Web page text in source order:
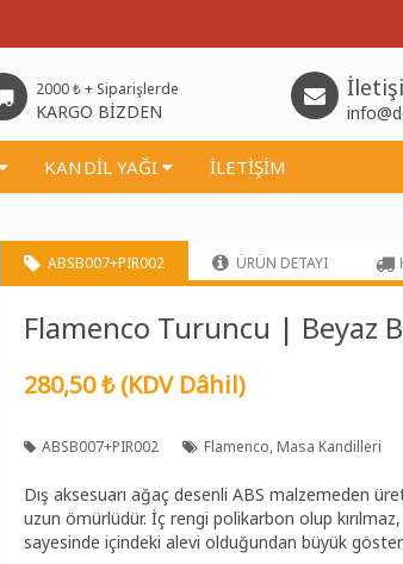
2000 ₺ + Siparişlerde
KARGO BİZDEN
KANDİL YAĞI İLETİŞİM
ABSB007+PIR002 ÜRÜN DETAYI
Flamenco Turuncu | Beyaz
280,50 ₺ (KDV Dâhil)
ABSB007+PIR002 Flamenco Masa Kandilleri
Dış aksesuarı ağaç desenli ABS malzemeden
uzun ömürlüdür. İç rengi polikarbon olup kırılmaz,
sayesinde içindeki alevi olduğundan büyük